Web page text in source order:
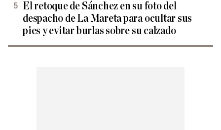
El retoque de Sánchez en su foto del
despacho de La Mareta para ocultar sus
pies y evitar burlas sobre su calzado